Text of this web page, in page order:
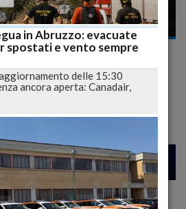
Sullo Svincolo
Fa 49enne di Bucchianico
26 31
in Abruzzo: evacuate
spostati e vento sempre
delle 15:30
ancora aperta: Canadair,